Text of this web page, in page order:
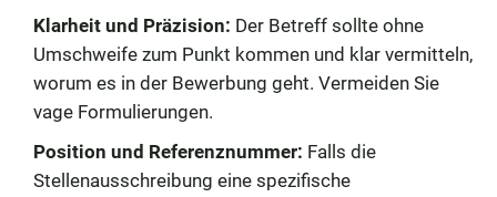
Klarheit und Präzision: Der Betreff sollte ohne
Umschweife zum Punkt kommen und klar vermitteln,
worum es in der Bewerbung geht. Vermeiden Sie
vage Formulierungen.
Position und Referenznummer: Falls die
Stellenausschreibung eine spezifische